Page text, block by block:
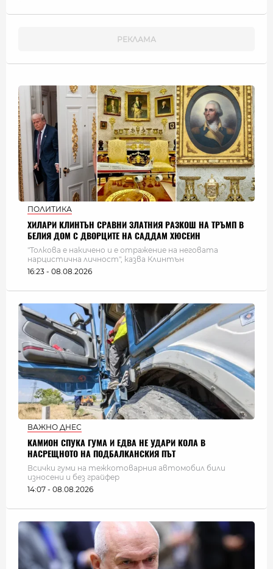
ПОЛИТИКА
ХИЛАРИ КЛИНТЪН СРАВНИ ЗЛАТНИЯ РАЗКОШ НА ТРЪМП В
БЕЛИЯ ДОМ С ДВОРЦИТЕ НА САДДАМ ХЮСЕИН
"Толкова е накичено и е отражение на неговата
нарцистична личност", казва Клинтън
16:23 - 08.08.2026
ВАЖНО ДНЕС
КАМИОН СПУКА ГУМА И ЕДВА НЕ УДАРИ КОЛА В
НАСРЕЩНОТО НА ПОДБАЛКАНСКИЯ ПЪТ
Всички гуми на тежкотоварния автомобил били
износени и без грайфер
14:07 - 08.08.2026